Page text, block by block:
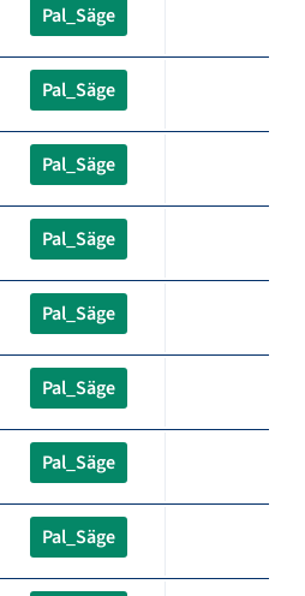
Pal_Säge
Pal_Säge
Pal_Säge
Pal_Säge
Pal_Säge
Pal_Säge
Pal_Säge
Pal_Säge